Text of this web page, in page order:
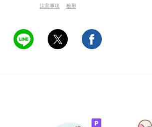
注意事項 檢舉